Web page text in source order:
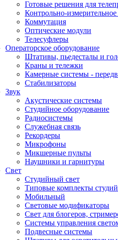
Готовые решения для
Контрольно-
Коммутация
Оптические модули
Телесуфлеры
Операторское оборудование
Штативы, пьедесталы и
Краны и тележки
Камерные системы -
Стабилизаторы
Звук
Акустические системы
Студийное оборудование
Радиосистемы
Служебная связь
Рекордеры
Микрофоны
Микшерные пульты
Наушники и гарнитуры
Свет
Студийный свет
Типовые комплекты
Мобильный
Световые модификаторы
Свет для блогеров,
Системы управления
Подвесные системы